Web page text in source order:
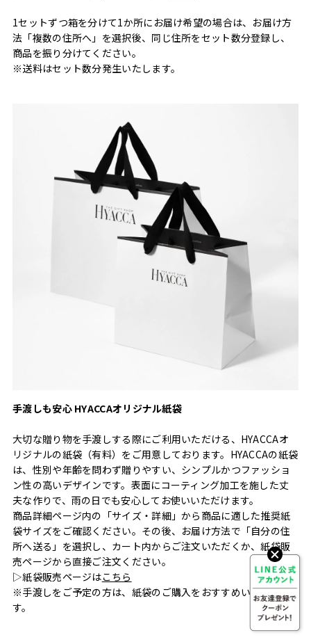
1セットずつ箱を分けて1か所にお届け希望の場合は、お届け方
法「複数の住所へ」を選択後、同じ住所をセット数分登録し、
商品を振り分けてください。
※送料はセット数分発生いたします。
手渡しも安心 HYACCAオリジナル紙袋
大切な贈り物を手渡しする際にご利用いただける、HYACCAオ
リジナルの紙袋（有料）をご用意しております。HYACCAの紙袋
は、性別や年齢を問わず贈りやすい、シンプルかつファッショ
ン性の高いデザインです。表面にコーティング加工を施した丈
夫な作りで、雨の日でも安心してお使いいただけます。
商品詳細ページ内の「サイズ・詳細」から商品に適した推奨紙
袋サイズをご確認ください。その後、お届け方法で「自分の住
所へ送る」を選択し、カート内からご注文いただくか、紙袋販
売ページから直接ご注文ください。
▷紙袋販売ページはこちら
※手渡しをご予定の方は、紙袋のご購入をおすすめいたしま
す。